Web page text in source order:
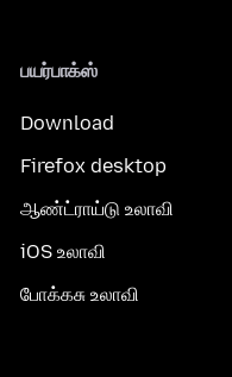
பயர்பாக்ஸ்
Download
Firefox desktop
ஆண்ட்ராய்டு உலாவி
iOS உலாவி
போக்கசு உலாவி